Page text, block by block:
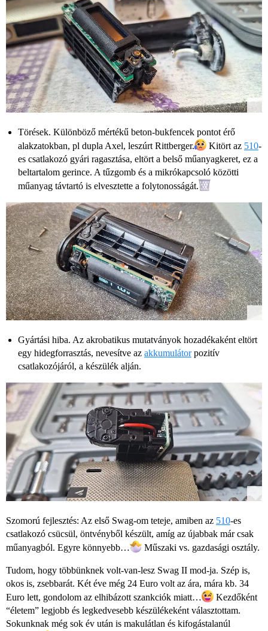
Törések. Különböző mértékű beton-bukfencek pontot érő
alakzatokban, pl dupla Axel, leszúrt Rittberger.
Kitört az 510-
es csatlakozó gyári ragasztása, eltört a belső műanyagkeret, ez a
beltartalom gerince. A tűzgomb és a mikrókapcsoló közötti
műanyag távtartó is elvesztette a folytonosságát.
Gyártási hiba. Az akrobatikus mutatványok hozadékaként eltört
egy hidegforrasztás, nevesítve az akkumulátorpozitív
csatlakozójáról, a készülék alján.
Szomorú fejlesztés: Az első Swag-om teteje, amiben az 510-es
csatlakozó csücsül, öntvényből készült, amíg az újabbak már csak
műanyagból. Egyre könnyebb…
Műszaki vs. gazdasági osztály.
Tudom, hogy többünknek volt-van-lesz Swag II mod-ja. Szép is,
okos is, zsebbarát. Két éve még 24 Euro volt az ára, mára kb. 34
Euro lett, gondolom az elhibázott szankciók miatt…
Kezdőként
“életem” legjobb és legkedvesebb készülékeként választottam.
Sokunknak még sok év után is makulátlan és kifogástalanúl